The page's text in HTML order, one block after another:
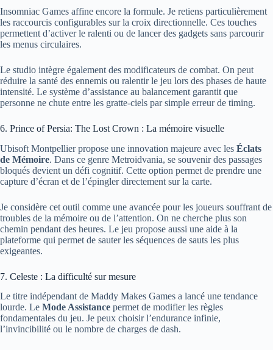
Insomniac Games affine encore la formule. Je retiens particulièrement
les raccourcis configurables sur la croix directionnelle. Ces touches
permettent d’activer le ralenti ou de lancer des gadgets sans parcourir
les menus circulaires.
Le studio intègre également des modificateurs de combat. On peut
réduire la santé des ennemis ou ralentir le jeu lors des phases de haute
intensité. Le système d’assistance au balancement garantit que
personne ne chute entre les gratte-ciels par simple erreur de timing.
6. Prince of Persia: The Lost Crown : La mémoire visuelle
Ubisoft Montpellier propose une innovation majeure avec les Éclats
de Mémoire. Dans ce genre Metroidvania, se souvenir des passages
bloqués devient un défi cognitif. Cette option permet de prendre une
capture d’écran et de l’épingler directement sur la carte.
Je considère cet outil comme une avancée pour les joueurs souffrant de
troubles de la mémoire ou de l’attention. On ne cherche plus son
chemin pendant des heures. Le jeu propose aussi une aide à la
plateforme qui permet de sauter les séquences de sauts les plus
exigeantes.
7. Celeste : La difficulté sur mesure
Le titre indépendant de Maddy Makes Games a lancé une tendance
lourde. Le Mode Assistance permet de modifier les règles
fondamentales du jeu. Je peux choisir l’endurance infinie,
l’invincibilité ou le nombre de charges de dash.